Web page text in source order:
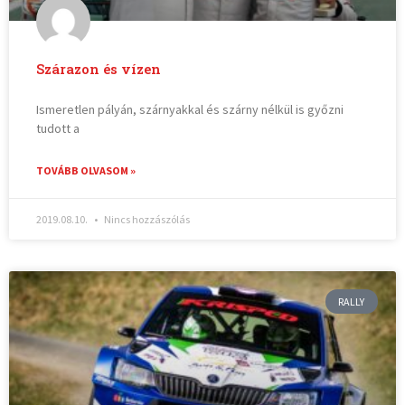
Szárazon és vízen
Ismeretlen pályán, szárnyakkal és szárny nélkül is győzni
tudott a
TOVÁBB OLVASOM »
2019.08.10. Nincs hozzászólás
RALLY